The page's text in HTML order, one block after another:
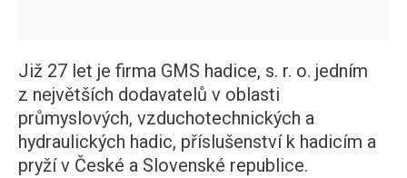
Již 27 let je firma GMS hadice, s. r. o. jedním
z největších dodavatelů v oblasti
průmyslových, vzduchotechnických a
hydraulických hadic, příslušenství k hadicím a
pryží v České a Slovenské republice.